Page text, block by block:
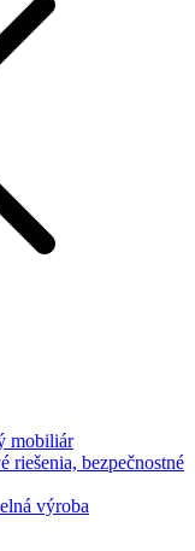
mobiliár
riešenia, bezpečnostné
výroba